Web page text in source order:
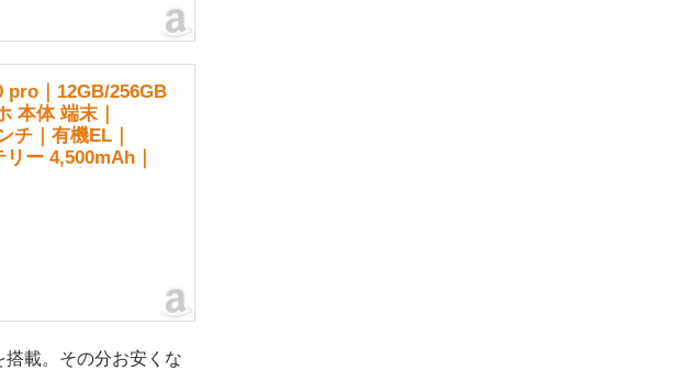
｜12GB/256GB
本体 端末｜
チ｜有機EL｜
ー 4,500mAh｜
載。その分お安くな